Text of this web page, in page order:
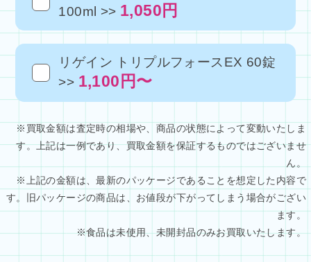
100ml >> 1,050円
リゲイン トリプルフォースEX 60錠
>> 1,100円〜
※買取金額は査定時の相場や、商品の状態によって変動いたしま
す。上記は一例であり、買取金額を保証するものではございませ
ん。
※上記の金額は、最新のパッケージであることを想定した内容で
す。旧パッケージの商品は、お値段が下がってしまう場合がござい
ます。
※食品は未使用、未開封品のみお買取いたします。